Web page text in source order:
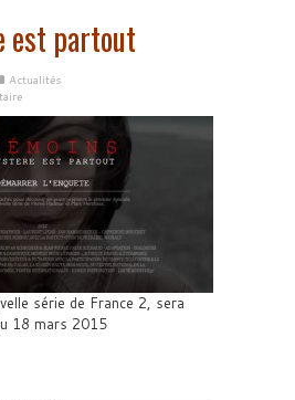
est partout
Actualités
série de France 2, sera
18 mars 2015